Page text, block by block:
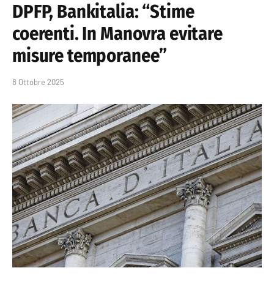
DPFP, Bankitalia: “Stime
coerenti. In Manovra evitare
misure temporanee”
8 Ottobre 2025